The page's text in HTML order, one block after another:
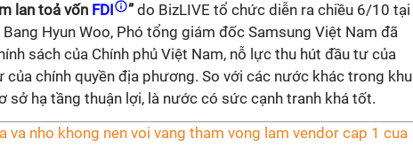
lan toả vốn FDI ” do BizLIVE tổ chức diễn ra chiều 6/10 tại
Bang Hyun Woo, Phó tổng giám đốc Samsung Việt Nam đã
sách của Chính phủ Việt Nam, nỗ lực thu hút đầu tư của
của chính quyền địa phương. So với các nước khác trong khu
sở hạ tầng thuận lợi, là nước có sức cạnh tranh khá tốt.